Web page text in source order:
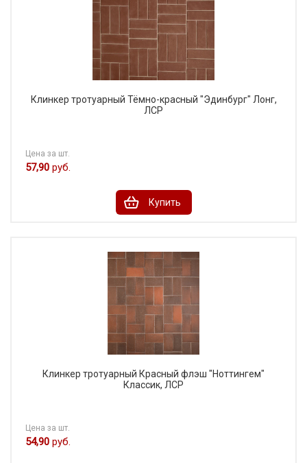
Клинкер тротуарный Тёмно-красный "Эдинбург" Лонг,
ЛСР
Цена за шт.
57,90 руб.
Купить
Клинкер тротуарный Красный флэш "Ноттингем"
Классик, ЛСР
Цена за шт.
54,90 руб.